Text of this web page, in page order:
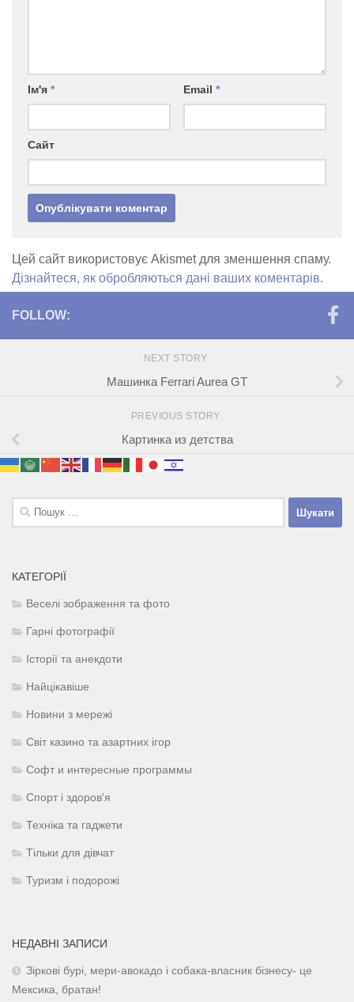
Ім'я * Email *
Сайт
Цей сайт використовує Akismet для зменшення спаму.
Дізнайтеся, як обробляються дані ваших коментарів.
FOLLOW:
NEXT STORY
Машинка Ferrari Aurea GT
PREVIOUS STORY
Картинка из детства
Пошук:
КАТЕГОРІЇ
Веселі зображення та фото
Гарні фотографії
Історії та анекдоти
Найцікавіше
Новини з мережі
Світ казино та азартних ігор
Софт и интересные программы
Спорт і здоров'я
Техніка та гаджети
Тільки для дівчат
Туризм і подорожі
НЕДАВНІ ЗАПИСИ
Зіркові бурі, мери-авокадо і собака-власник бізнесу- це
Мексика, братан!